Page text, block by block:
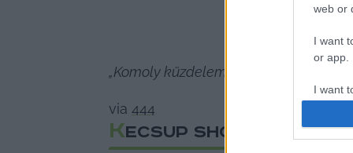
web or
I want
or app.
I want
I want
„Komoly küzdelemre kell készülni”
via 444
KECSUP SHORTS